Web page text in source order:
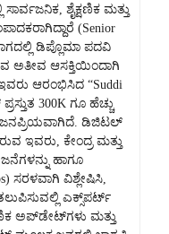
ಶೈಕ್ಷಣಿಕ ಮತ್ತು
(Senior
ಡಿಪ್ಲೊಮಾ ಪದವಿ
ಅತೀವ ಆಸಕ್ತಿಯಿಂದಾಗಿ
ಆರಂಭಿಸಿದ “Suddi
300K ಗೂ ಹೆಚ್ಚು
ಜನಪ್ರಿಯವಾಗಿದೆ. ಡಿಜಿಟಲ್
ಇವರು, ಕೇಂದ್ರ ಮತ್ತು
ಹಾಗೂ
ಸರಳವಾಗಿ ವಿಶ್ಲೇಷಿಸಿ,
ಎಕ್ಸ್‌ಪರ್ಟ್
ಅಪ್‌ಡೇಟ್‌ಗಳು ಮತ್ತು